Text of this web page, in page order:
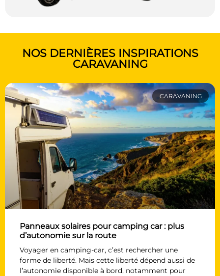
NOS DERNIÈRES INSPIRATIONS
CARAVANING
CARAVANING
Panneaux solaires pour camping car : plus
d’autonomie sur la route
Voyager en camping-car, c’est rechercher une
forme de liberté. Mais cette liberté dépend aussi de
l’autonomie disponible à bord, notamment pour